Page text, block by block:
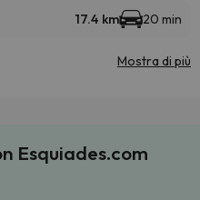
17.4 km 20 min
Mostra di più
Esquiades.com